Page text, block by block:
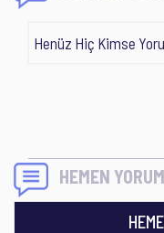
Henüz Hiç Kimse
HEMEN